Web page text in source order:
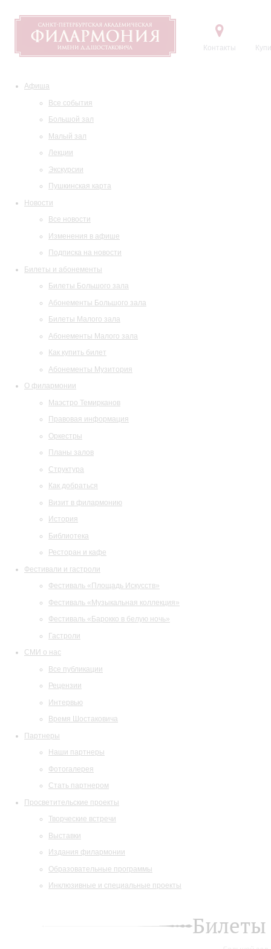
Контакты
Афиша
Все события
Большой зал
Малый зал
Лекции
Экскурсии
Пушкинская карта
Новости
Все новости
Изменения в афише
Подписка на новости
Билеты и абонементы
Билеты Большого зала
Абонементы Большого зала
Билеты Малого зала
Абонементы Малого зала
Как купить билет
Абонементы Музитория
О филармонии
Маэстро Темирканов
Правовая информация
Оркестры
Планы залов
Структура
Как добраться
Визит в филармонию
История
Библиотека
Ресторан и кафе
Фестивали и гастроли
Фестиваль «Площадь Искусств»
Фестиваль «Музыкальная коллекция»
Фестиваль «Барокко в белую ночь»
Гастроли
СМИ о нас
Все публикации
Рецензии
Интервью
Время Шостаковича
Партнеры
Наши партнеры
Фотогалерея
Стать партнером
Просветительские проекты
Творческие встречи
Выставки
Издания филармонии
Образовательные программы
Инклюзивные и специальные проекты